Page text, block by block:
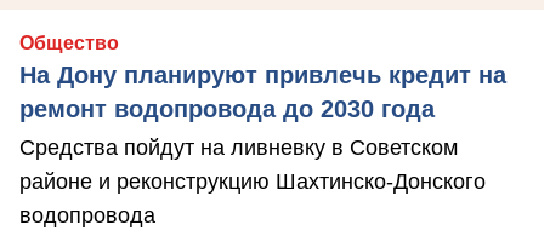
Общество
На Дону планируют привлечь кредит на
ремонт водопровода до 2030 года
Средства пойдут на ливневку в Советском
районе и реконструкцию Шахтинско-Донского
водопровода